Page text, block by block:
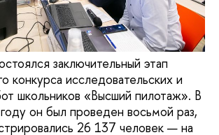
заключительный этап
конкурса исследовательских и
школьников «Высший пилотаж». В
он был проведен восьмой раз,
26 137 человек — на